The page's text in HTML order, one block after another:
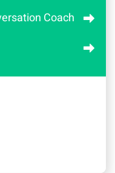
Coach